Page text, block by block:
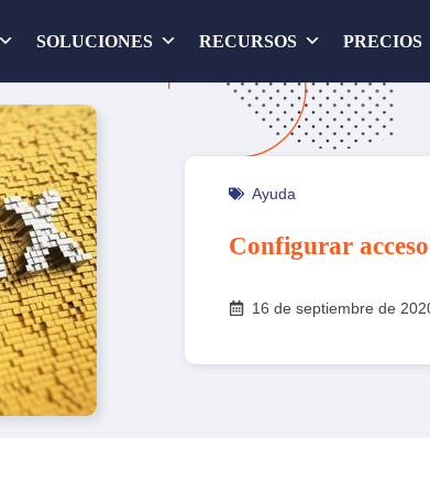
SOLUCIONES RECURSOS PRECIOS
Ayuda
Configurar
16 de septiembre de